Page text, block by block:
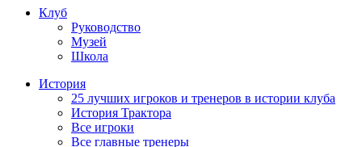
Клуб
Руководство
Музей
Школа
История
25 лучших игроков и тренеров в истории клуба
История Трактора
Все игроки
Все главные тренеры